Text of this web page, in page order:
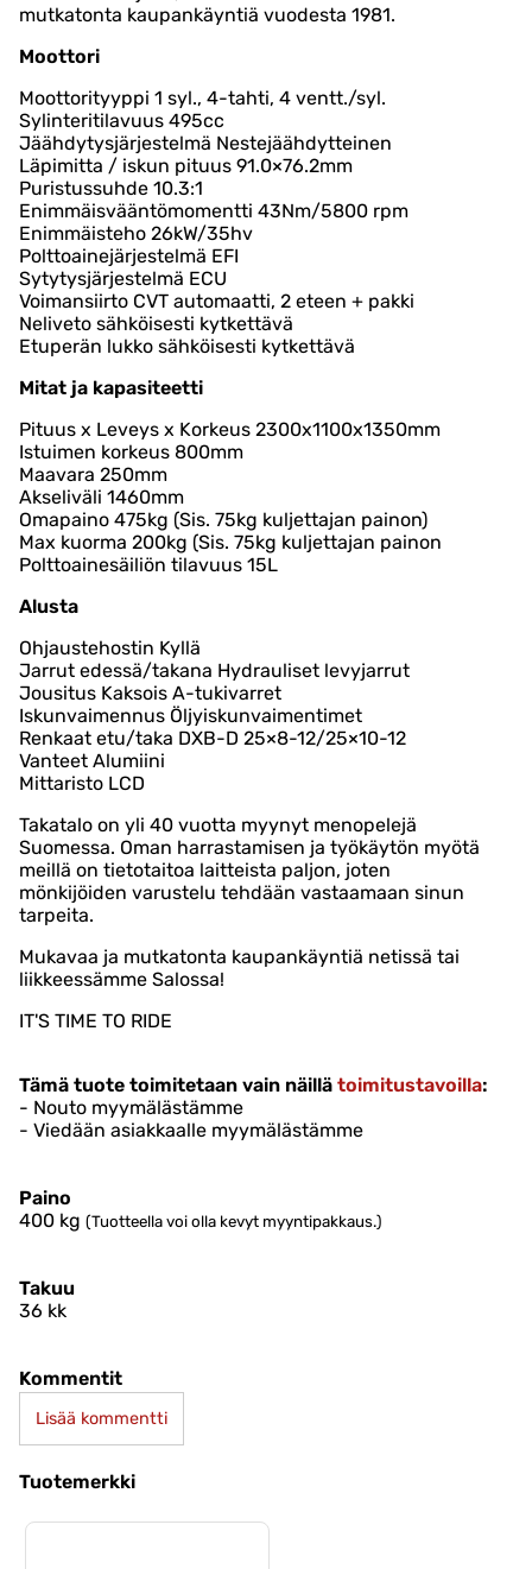
mutkatonta kaupankäyntiä vuodesta 1981.
Moottori
Moottorityyppi 1 syl., 4-tahti, 4 ventt./syl.
Sylinteritilavuus 495cc
Jäähdytysjärjestelmä Nestejäähdytteinen
Läpimitta / iskun pituus 91.0×76.2mm
Puristussuhde 10.3:1
Enimmäisvääntömomentti 43Nm/5800 rpm
Enimmäisteho 26kW/35hv
Polttoainejärjestelmä EFI
Sytytysjärjestelmä ECU
Voimansiirto CVT automaatti, 2 eteen + pakki
Neliveto sähköisesti kytkettävä
Etuperän lukko sähköisesti kytkettävä
Mitat ja kapasiteetti
Pituus x Leveys x Korkeus 2300x1100x1350mm
Istuimen korkeus 800mm
Maavara 250mm
Akseliväli 1460mm
Omapaino 475kg (Sis. 75kg kuljettajan painon)
Max kuorma 200kg (Sis. 75kg kuljettajan painon
Polttoainesäiliön tilavuus 15L
Alusta
Ohjaustehostin Kyllä
Jarrut edessä/takana Hydrauliset levyjarrut
Jousitus Kaksois A-tukivarret
Iskunvaimennus Öljyiskunvaimentimet
Renkaat etu/taka DXB-D 25×8-12/25×10-12
Vanteet Alumiini
Mittaristo LCD
Takatalo on yli 40 vuotta myynyt menopelejä
Suomessa. Oman harrastamisen ja työkäytön myötä
meillä on tietotaitoa laitteista paljon, joten
mönkijöiden varustelu tehdään vastaamaan sinun
tarpeita.
Mukavaa ja mutkatonta kaupankäyntiä netissä tai
liikkeessämme Salossa!
IT'S TIME TO RIDE
Tämä tuote toimitetaan vain näillä toimitustavoilla:
- Nouto myymälästämme
- Viedään asiakkaalle myymälästämme
Paino
400 kg (Tuotteella voi olla kevyt myyntipakkaus.)
Takuu
36 kk
Kommentit
Lisää kommentti
Tuotemerkki